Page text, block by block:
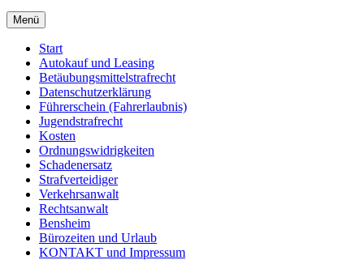
Menü
Start
Autokauf und Leasing
Betäubungsmittelstrafrecht
Datenschutzerklärung
Führerschein (Fahrerlaubnis)
Jugendstrafrecht
Kosten
Ordnungswidrigkeiten
Schadenersatz
Strafverteidiger
Verkehrsanwalt
Rechtsanwalt
Bensheim
Bürozeiten und Urlaub
KONTAKT und Impressum